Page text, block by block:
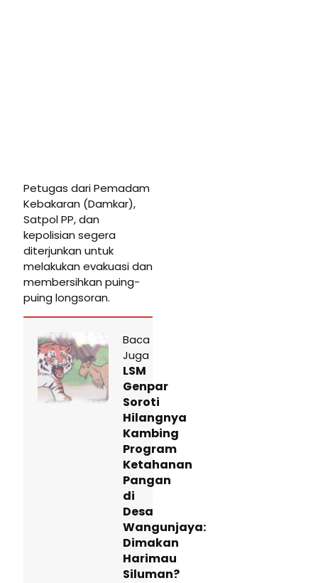
Petugas dari Pemadam
Kebakaran (Damkar),
Satpol PP, dan
kepolisian segera
diterjunkan untuk
melakukan evakuasi dan
membersihkan puing-
puing longsoran.
Baca
Juga
LSM
Genpar
Soroti
Hilangnya
Kambing
Program
Ketahanan
Pangan
di
Desa
Wangunjaya:
Dimakan
Harimau
Siluman?